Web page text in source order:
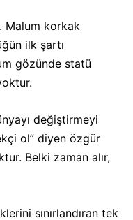
Malum korkak
ilk şartı
gözünde statü
değiştirmeyi
ol” diyen özgür
Belki zaman alır,
sınırlandıran tek